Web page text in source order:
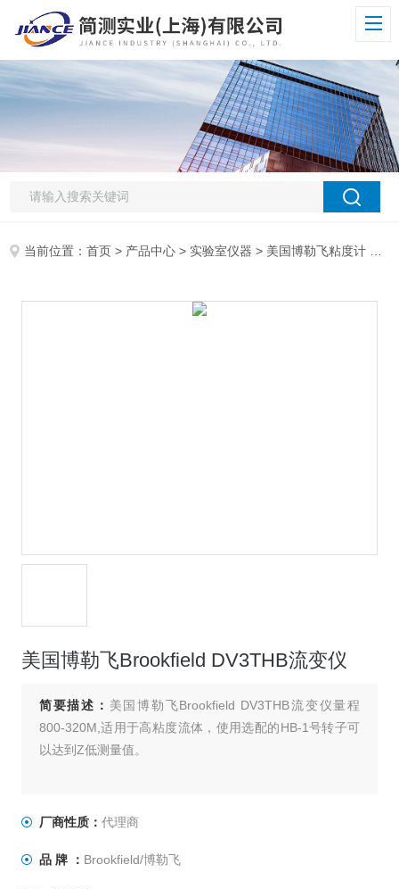
当前位置：首页 > 产品中心 > 实验室仪器 > 美国博勒飞粘度计
美国博勒飞Brookfield DV3THB流变仪
简要描述： 美国博勒飞Brookfield DV3THB流变仪量程
800-320M,适用于高粘度流体，使用选配的HB-1号转子可
以达到Z低测量值。
厂商性质： 代理商
品 牌 ： Brookfield/博勒飞